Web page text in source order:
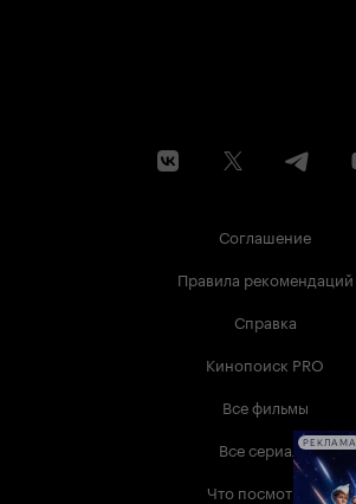
Соглашение
Правила рекомендаций
Справка
Кинопоиск PRO
Все фильмы
Все сериалы
Что посмотреть
РЕКЛАМА